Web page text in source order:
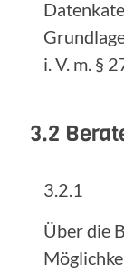
i. V. m. §
3.2
3.2.1
Über die